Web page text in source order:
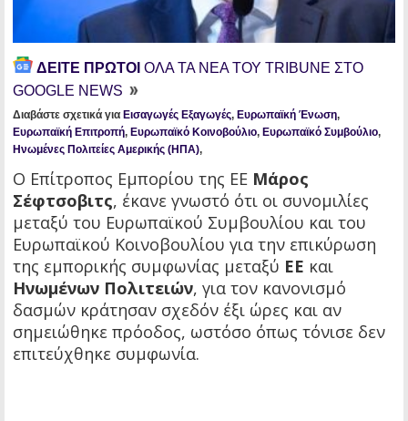
ΔΕΙΤΕ ΠΡΩΤΟΙ ΟΛΑ ΤΑ ΝΕΑ ΤΟΥ TRIBUNE ΣΤΟ
GOOGLE NEWS
Διαβάστε σχετικά για Εισαγωγές Εξαγωγές, Ευρωπαϊκή Ένωση,
Ευρωπαϊκή Επιτροπή, Ευρωπαϊκό Κοινοβούλιο, Ευρωπαϊκό Συμβούλιο,
Ηνωμένες Πολιτείες Αμερικής (ΗΠΑ),
Ο Επίτροπος Εμπορίου της ΕΕ Μάρος
Σέφτσοβιτς, έκανε γνωστό ότι οι συνομιλίες
μεταξύ του Ευρωπαϊκού Συμβουλίου και του
Ευρωπαϊκού Κοινοβουλίου για την επικύρωση
της εμπορικής συμφωνίας μεταξύ ΕΕ και
Ηνωμένων Πολιτειών, για τον κανονισμό
δασμών κράτησαν σχεδόν έξι ώρες και αν
σημειώθηκε πρόοδος, ωστόσο όπως τόνισε δεν
επιτεύχθηκε συμφωνία.